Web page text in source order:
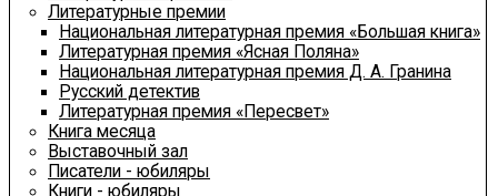
Литературные премии
Национальная литературная премия «Большая книга»
Литературная премия «Ясная Поляна»
Национальная литературная премия Д. А. Гранина
Русский детектив
Литературная премия «Пересвет»
Книга месяца
Выставочный зал
Писатели - юбиляры
Книги - юбиляры